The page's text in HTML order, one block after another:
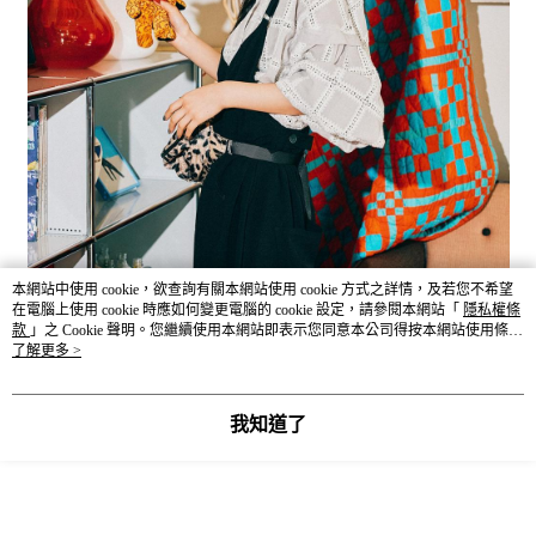
本網站中使用 cookie，欲查詢有關本網站使用 cookie 方式之詳情，及若您不希望
在電腦上使用 cookie 時應如何變更電腦的 cookie 設定，請參閱本網站「 隱私權條
款 」之 Cookie 聲明。您繼續使用本網站即表示您同意本公司得按本網站使用條款
之 Cookie 聲明使用 cookie。
了解更多 >
我知道了